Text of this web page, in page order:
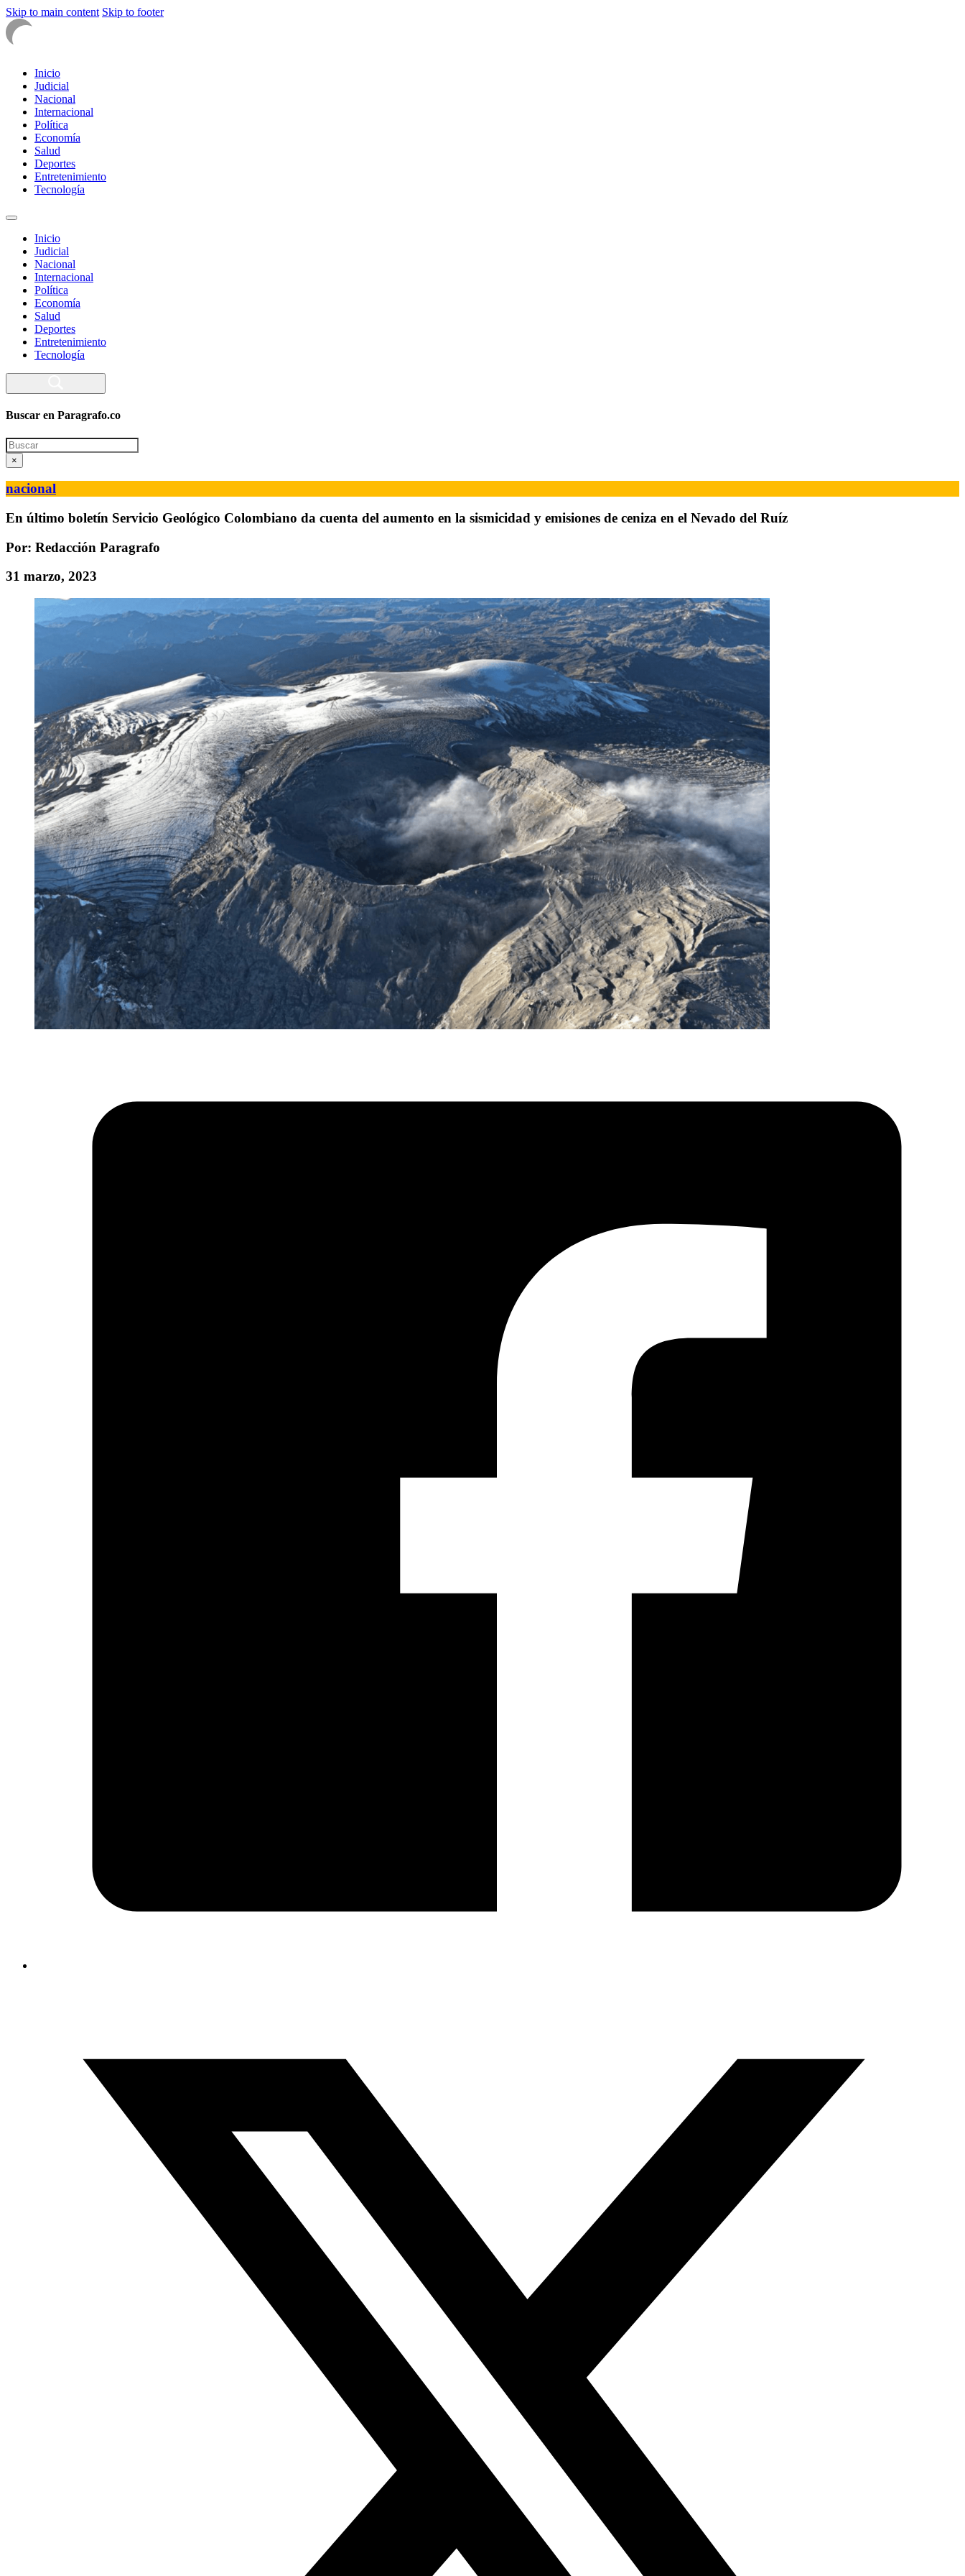
Skip to main content Skip to footer
Inicio
Judicial
Nacional
Internacional
Política
Economía
Salud
Deportes
Entretenimiento
Tecnología
Inicio
Judicial
Nacional
Internacional
Política
Economía
Salud
Deportes
Entretenimiento
Tecnología
Buscar en Paragrafo.co
Search
×
nacional
En último boletín Servicio Geológico Colombiano da cuenta del aumento en la sismicidad y emisiones de ceniza en el Nevado del Ruíz
Por: Redacción Paragrafo
31 marzo, 2023